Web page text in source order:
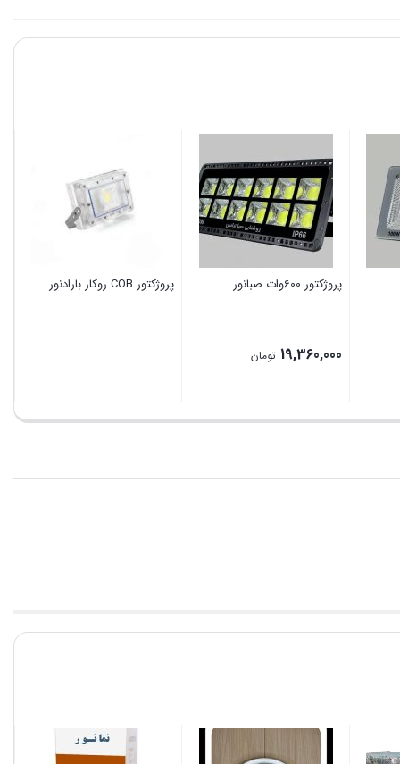
پروژکتور 600وات صبانور
19,360,000 تومان
پروژکتور COB روکار بارادنور